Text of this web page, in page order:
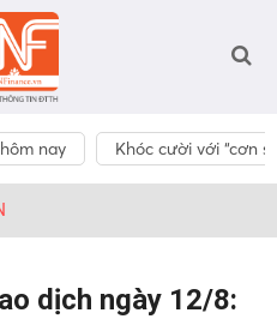
nay Khóc cười với “cơn
dịch ngày 12/8: